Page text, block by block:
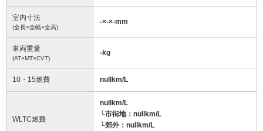
室内寸法
(全長×全幅×全高)
-×-×-mm
車両重量
(AT×MT×CVT)
-kg
10・15燃費 nullkm/L
WLTC燃費
nullkm/L
└市街地：nullkm/L
└郊外：nullkm/L